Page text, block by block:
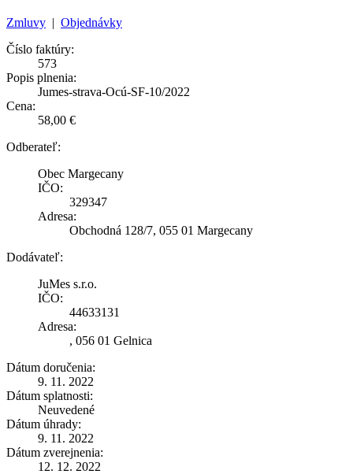
Zmluvy | Objednávky
Číslo faktúry:
573
Popis plnenia:
Jumes-strava-Ocú-SF-10/2022
Cena:
58,00 €
Odberateľ:
Obec Margecany
IČO:
329347
Adresa:
Obchodná 128/7, 055 01 Margecany
Dodávateľ:
JuMes s.r.o.
IČO:
44633131
Adresa:
, 056 01 Gelnica
Dátum doručenia:
9. 11. 2022
Dátum splatnosti:
Neuvedené
Dátum úhrady:
9. 11. 2022
Dátum zverejnenia:
12. 12. 2022